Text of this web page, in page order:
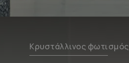
Κρυστάλλινος φωτισμός